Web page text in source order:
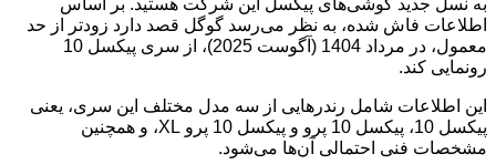
به نسل جدید گوشی‌های پیکسل این شرکت هستید. بر اساس
اطلاعات فاش شده، به نظر می‌رسد گوگل قصد دارد زودتر از حد
معمول، در مرداد 1404 (آگوست 2025)، از سری پیکسل 10
رونمایی کند.
این اطلاعات شامل رندرهایی از سه مدل مختلف این سری، یعنی
پیکسل 10، پیکسل 10 پرو و پیکسل 10 پرو XL، و همچنین
مشخصات فنی احتمالی آن‌ها می‌شود.